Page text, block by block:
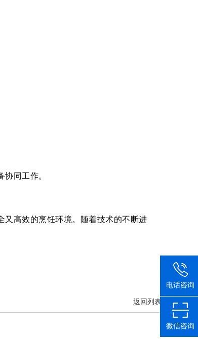
同工作。
高效的烹饪环境。随着技术的不断进
返回列表
电话咨询
微信咨询